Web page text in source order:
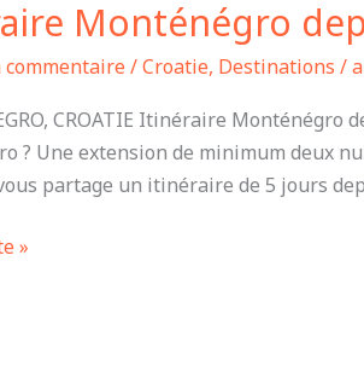
Monténégro
commentaire/Croatie, Destinations /
CROATIE Itinéraire Monténégro
? Une extension de minimum deux
partage un itinéraire de 5 jours
»